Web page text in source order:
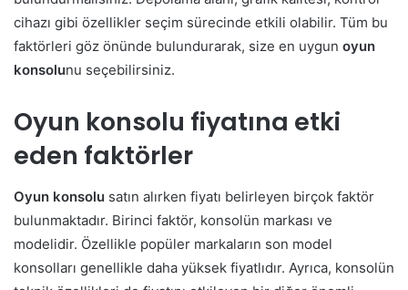
cihazı gibi özellikler seçim sürecinde etkili olabilir. Tüm bu
faktörleri göz önünde bulundurarak, size en uygun oyun
konsolunu seçebilirsiniz.
Oyun konsolu fiyatına etki
eden faktörler
Oyun konsolu satın alırken fiyatı belirleyen birçok faktör
bulunmaktadır. Birinci faktör, konsolün markası ve
modelidir. Özellikle popüler markaların son model
konsolları genellikle daha yüksek fiyatlıdır. Ayrıca, konsolün